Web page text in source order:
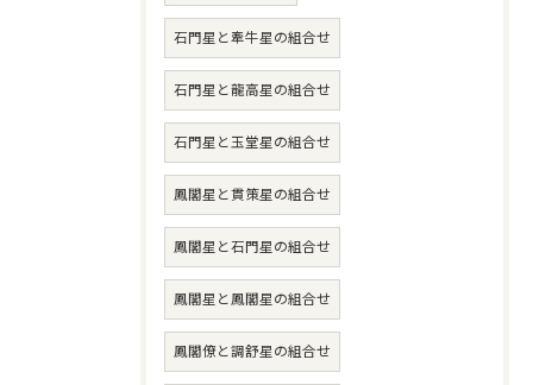
石門星と牽牛星の組合せ
石門星と龍高星の組合せ
石門星と玉堂星の組合せ
鳳閣星と貫策星の組合せ
鳳閣星と石門星の組合せ
鳳閣星と鳳閣星の組合せ
鳳閣僚と調舒星の組合せ